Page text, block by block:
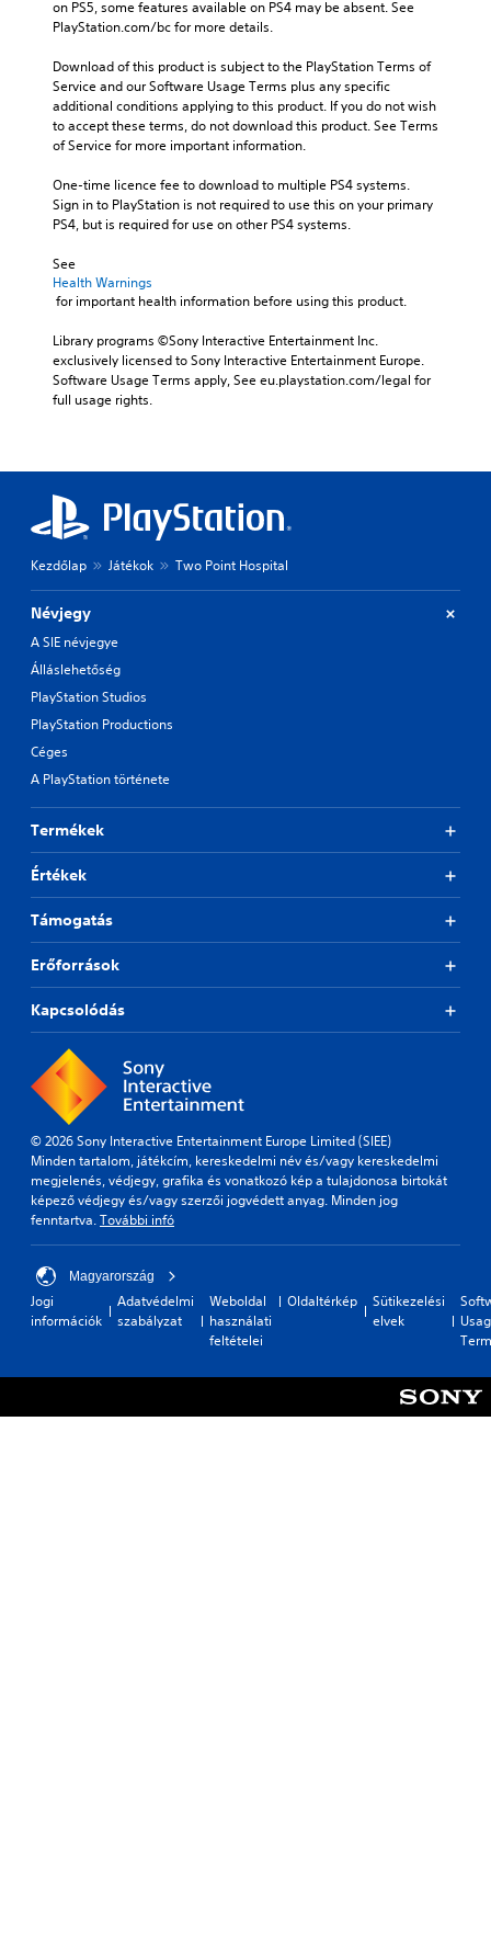
on PS5, some features available on PS4 may be absent. See
PlayStation.com/bc for more details.
Download of this product is subject to the PlayStation Terms of
Service and our Software Usage Terms plus any specific
additional conditions applying to this product. If you do not wish
to accept these terms, do not download this product. See Terms
of Service for more important information.
One-time licence fee to download to multiple PS4 systems.
Sign in to PlayStation is not required to use this on your primary
PS4, but is required for use on other PS4 systems.
See
Health Warnings
for important health information before using this product.
Library programs ©Sony Interactive Entertainment Inc.
exclusively licensed to Sony Interactive Entertainment Europe.
Software Usage Terms apply, See eu.playstation.com/legal for
full usage rights.
Kezdőlap Játékok Two Point Hospital
Névjegy
A SIE névjegye
Álláslehetőség
PlayStation Studios
PlayStation Productions
Céges
A PlayStation története
Termékek
Értékek
Támogatás
Erőforrások
Kapcsolódás
© 2026 Sony Interactive Entertainment Europe Limited (SIEE)
Minden tartalom, játékcím, kereskedelmi név és/vagy kereskedelmi
megjelenés, védjegy, grafika és vonatkozó kép a tulajdonosa birtokát
képező védjegy és/vagy szerzői jogvédett anyag. Minden jog
fenntartva.További infó
Magyarország
Jogi
információk
Adatvédelmi
szabályzat
Weboldal
használati
feltételei
Oldaltérkép
Sütikezelési
elvek